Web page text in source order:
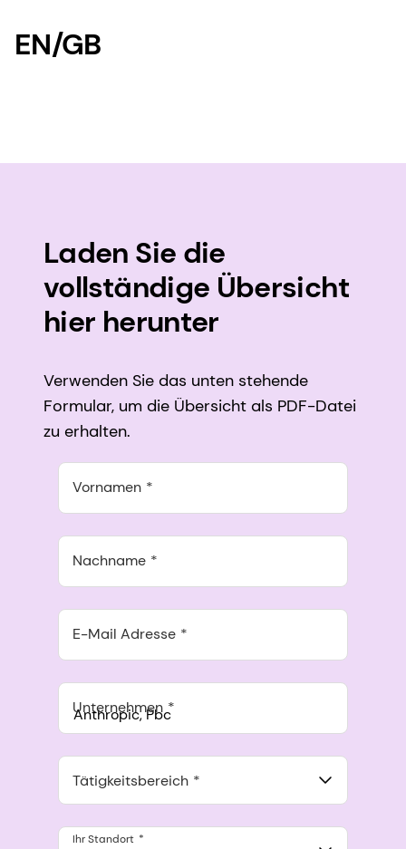
EN/GB
Laden Sie die
vollständige Übersicht
hier herunter
Verwenden Sie das unten stehende
Formular, um die Übersicht als PDF-Datei
zu erhalten.
Vornamen
Nachname
E-Mail Adresse
Unternehmen
548 Market St Pmb 90375, San Francisco, California, US
Tätigkeitsbereich
Ihr Standort